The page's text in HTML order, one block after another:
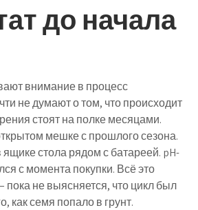
до начала
внимание в процесс
не думают о том, что происходит
стоят на полке месяцами.
мешке с прошлого сезона.
стола рядом с батареей. pH-
с момента покупки. Всё это
пока не выясняется, что цикл был
как семя попало в грунт.